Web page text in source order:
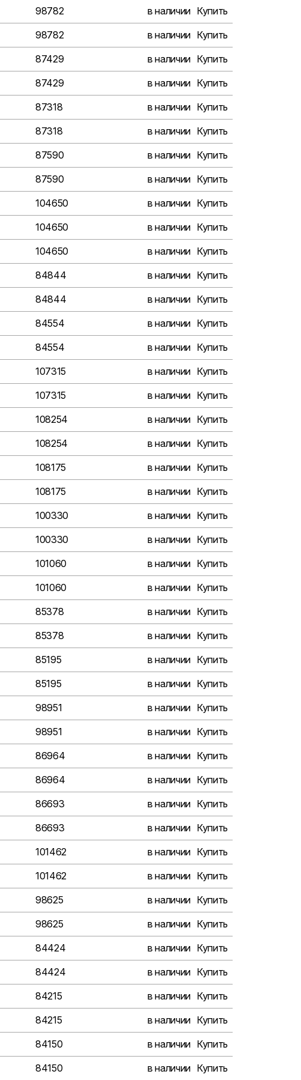
98782 в наличии Купить
98782 в наличии Купить
87429 в наличии Купить
87429 в наличии Купить
87318 в наличии Купить
87318 в наличии Купить
87590 в наличии Купить
87590 в наличии Купить
104650 в наличии Купить
104650 в наличии Купить
104650 в наличии Купить
84844 в наличии Купить
84844 в наличии Купить
84554 в наличии Купить
84554 в наличии Купить
107315 в наличии Купить
107315 в наличии Купить
108254 в наличии Купить
108254 в наличии Купить
108175 в наличии Купить
108175 в наличии Купить
100330 в наличии Купить
100330 в наличии Купить
101060 в наличии Купить
101060 в наличии Купить
85378 в наличии Купить
85378 в наличии Купить
85195 в наличии Купить
85195 в наличии Купить
98951 в наличии Купить
98951 в наличии Купить
86964 в наличии Купить
86964 в наличии Купить
86693 в наличии Купить
86693 в наличии Купить
101462 в наличии Купить
101462 в наличии Купить
98625 в наличии Купить
98625 в наличии Купить
84424 в наличии Купить
84424 в наличии Купить
84215 в наличии Купить
84215 в наличии Купить
84150 в наличии Купить
84150 в наличии Купить